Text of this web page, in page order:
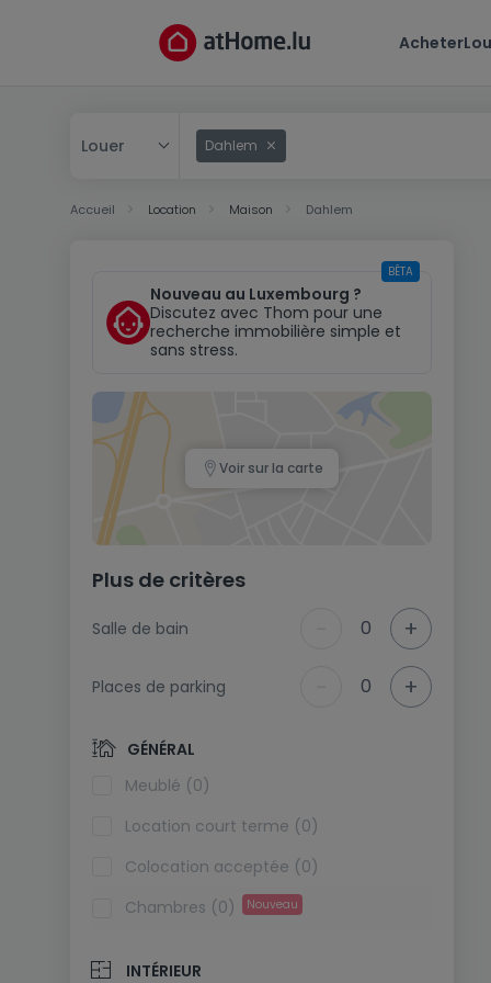
Acheter
Louer Dahlem
Accueil Location Maison Dahlem
Nouveau au Luxembourg ?
Discutez avec Thom pour une
recherche immobilière simple et
sans stress.
BÊTA
Voir sur la carte
Plus de critères
Salle de bain 0 +
Places de parking 0 +
GÉNÉRAL
Meublé (0)
Location court terme (0)
Colocation acceptée (0)
Chambres (0)
Nouveau
INTÉRIEUR